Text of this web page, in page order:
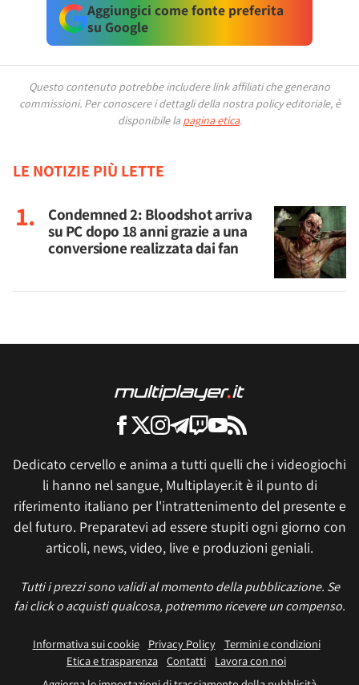
Aggiungici come fonte preferita
su Google
Questo contenuto potrebbe includere link affiliati che generano
commissioni. Per conoscere i dettagli della nostra policy editoriale, è
disponibile la pagina etica.
LE NOTIZIE PIÙ LETTE
Condemned 2: Bloodshot arriva
su PC dopo 18 anni grazie a una
conversione realizzata dai fan
Dedicato cervello e anima a tutti quelli che i videogiochi
li hanno nel sangue, Multiplayer.it è il punto di
riferimento italiano per l'intrattenimento del presente e
del futuro. Preparatevi ad essere stupiti ogni giorno con
articoli, news, video, live e produzioni geniali.
Tutti i prezzi sono validi al momento della pubblicazione. Se
fai click o acquisti qualcosa, potremmo ricevere un compenso.
Informativa sui cookie Privacy Policy
Termini e condizioni
Etica e trasparenza Contatti
Lavora con noi